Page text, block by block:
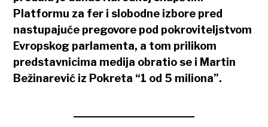
Platformu za fer i slobodne izbore pred
nastupajuće pregovore pod pokroviteljstvom
Evropskog parlamenta, a tom prilikom
predstavnicima medija obratio se i Martin
Bežinarević iz Pokreta “1 od 5 miliona”.